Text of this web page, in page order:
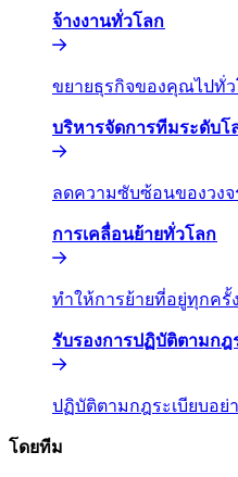
จ้างงานทั่วโลก​​
ขยายธุรกิจของคุณไปทั่ว
บริหารจัดการทีมระดับโ
ลดความซับซ้อนของวงจ
การเคลื่อนย้ายทั่วโลก​​
ทำให้การย้ายที่อยู่ทุกครั้
รับรองการปฏิบัติตามกฎ
ปฏิบัติตามกฎระเบียบอย่
โดยทีม​​